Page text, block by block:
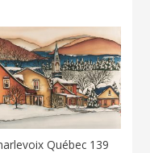
Québec 139